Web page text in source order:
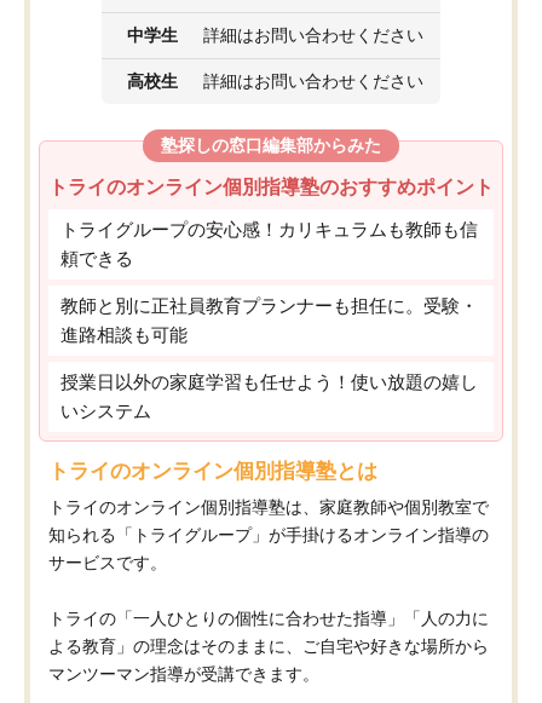
中学生 詳細はお問い合わせください
高校生 詳細はお問い合わせください
塾探しの窓口編集部からみた
トライのオンライン個別指導塾のおすすめポイント
トライグループの安心感！カリキュラムも教師も信
頼できる
教師と別に正社員教育プランナーも担任に。受験・
進路相談も可能
授業日以外の家庭学習も任せよう！使い放題の嬉し
いシステム
トライのオンライン個別指導塾とは
トライのオンライン個別指導塾は、家庭教師や個別教室で
知られる「トライグループ」が手掛けるオンライン指導の
サービスです。
トライの「一人ひとりの個性に合わせた指導」「人の力に
よる教育」の理念はそのままに、ご自宅や好きな場所から
マンツーマン指導が受講できます。